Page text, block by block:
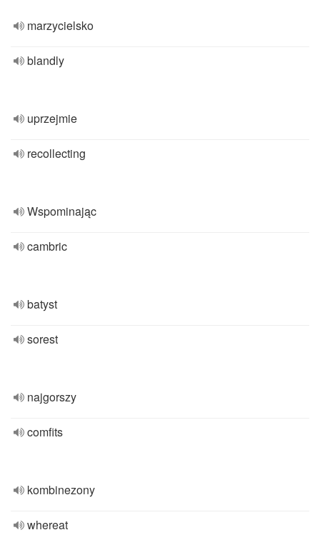
marzycielsko
blandly
uprzejmie
recollecting
Wspominając
cambric
batyst
sorest
najgorszy
comfits
kombinezony
whereat